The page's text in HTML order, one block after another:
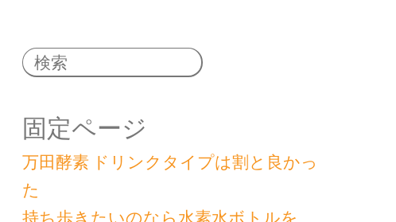
固定ページ
万田酵素 ドリンクタイプは割と良かっ
た
持ち歩きたいのなら水素水ボトルを